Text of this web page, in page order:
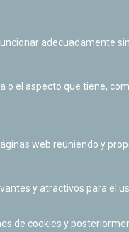
adecuadamente
el aspecto que tiene,
web reuniendo y
y atractivos para el
de cookies y